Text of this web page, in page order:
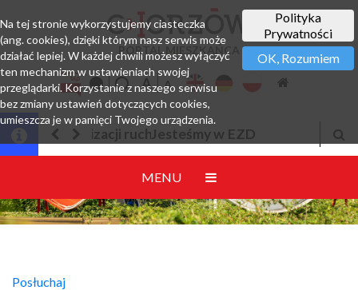
PORTAL MIESZKAŃCA
Jesteśmy w EZD
MENU
Posłuchaj
Polityka
Prywatności
OK, Rozumiem
Na tej stronie wykorzystujemy ciasteczka
(ang. cookies), dzięki którym nasz serwis może
działać lepiej. W każdej chwili możesz wyłączyć
ten mechanizm w ustawieniach swojej
przeglądarki. Korzystanie z naszego serwisu
bez zmiany ustawień dotyczących cookies,
umieszcza je w pamięci Twojego urządzenia.